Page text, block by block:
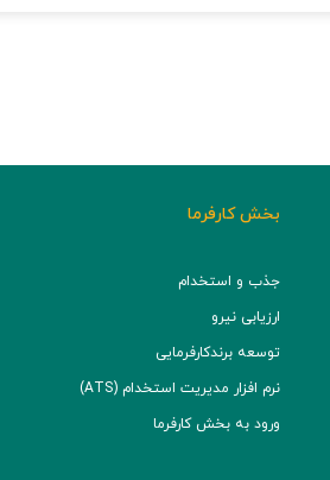
بخش کارفرما
جذب و استخدام
ارزیابی نیرو
توسعه برند‌کارفرمایی
نرم افزار مدیریت استخدام (ATS)
ورود به بخش کارفرما